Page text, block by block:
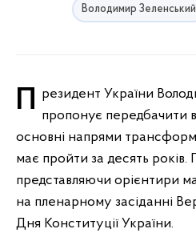
Володимир Зеленський
Президент України Володимир Зеленський пропонує передбачити
основні напрями
має пройти за десять років.
представляючи орієнтири
на пленарному засіданні
Дня Конституції України.